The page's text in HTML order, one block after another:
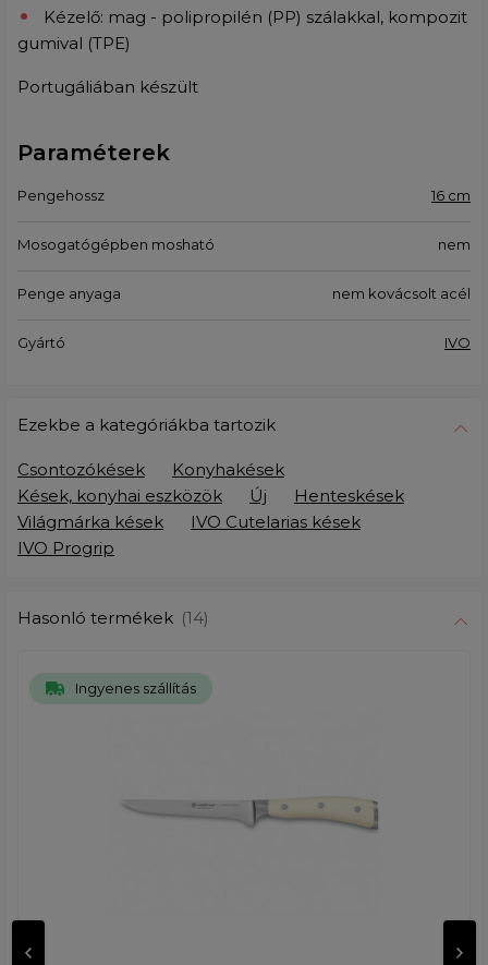
Kézelő: mag - polipropilén (PP) szálakkal, kompozit
gumival (TPE)
Portugáliában készült
Paraméterek
Pengehossz 16 cm
Mosogatógépben mosható nem
Penge anyaga nem kovácsolt acél
Gyártó IVO
Ezekbe a kategóriákba tartozik
Csontozókések
Konyhakések
Kések, konyhai eszközök
Új
Henteskések
Világmárka kések
IVO Cutelarias kések
IVO Progrip
Hasonló termékek (14)
Ingyenes szállítás